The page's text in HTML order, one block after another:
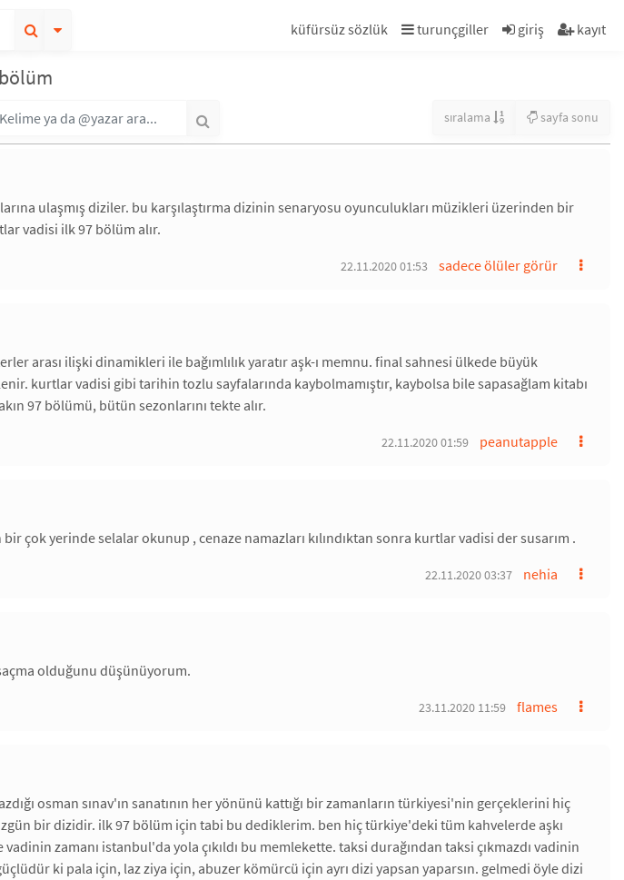
küfürsüz sözlük turunçgiller giriş kayıt
sıralama sayfa sonu
ulaşmış diziler. bu karşılaştırma dizinin senaryosu oyunculukları müzikleri üzerinden bir
vadisi ilk 97 bölüm alır.
sadece ölüler görür
22.11.2020 01:53
arası ilişki dinamikleri ile bağımlılık yaratır aşk-ı memnu. final sahnesi ülkede büyük
kurtlar vadisi gibi tarihin tozlu sayfalarında kaybolmamıştır, kaybolsa bile sapasağlam kitabı
97 bölümü, bütün sezonlarını tekte alır.
peanutapple
22.11.2020 01:59
çok yerinde selalar okunup , cenaze namazları kılındıktan sonra kurtlar vadisi der susarım .
nehia
22.11.2020 03:37
olduğunu düşünüyorum.
flames
23.11.2020 11:59
osman sınav'ın sanatının her yönünü kattığı bir zamanların türkiyesi'nin gerçeklerini hiç
bir dizidir. ilk 97 bölüm için tabi bu dediklerim. ben hiç türkiye'deki tüm kahvelerde aşkı
zamanı istanbul'da yola çıkıldı bu memlekette. taksi durağından taksi çıkmazdı vadinin
ki pala için, laz ziya için, abuzer kömürcü için ayrı dizi yapsan yaparsın. gelmedi öyle dizi